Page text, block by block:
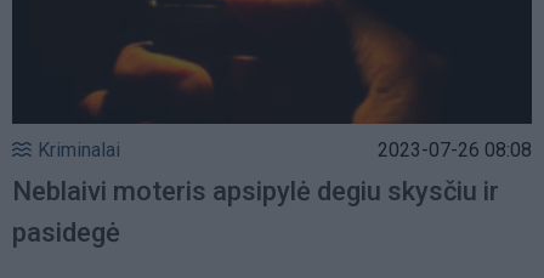
Kriminalai 2023-07-26 08:08
Neblaivi moteris apsipylė degiu skysčiu ir
pasidegė